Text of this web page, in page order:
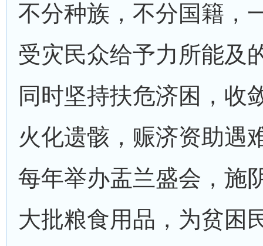
不分种族，不分国籍，
受灾民众给予力所能及
同时坚持扶危济困，收
火化遗骸，赈济资助遇
每年举办盂兰盛会，施
大批粮食用品，为贫困